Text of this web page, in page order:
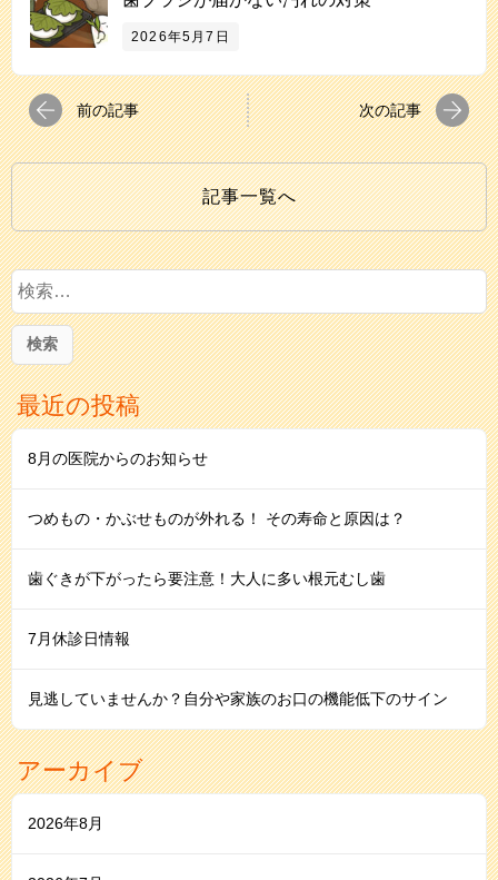
2026年5月7日
前の記事 次の記事
記事一覧へ
検
索:
最近の投稿
8月の医院からのお知らせ
つめもの・かぶせものが外れる！ その寿命と原因は？
歯ぐきが下がったら要注意！大人に多い根元むし歯
7月休診日情報
見逃していませんか？自分や家族のお口の機能低下のサイン
アーカイブ
2026年8月